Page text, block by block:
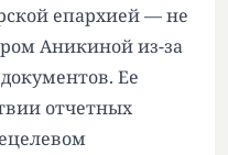
епархией — не
Аникиной из-за
Ее
отчетных